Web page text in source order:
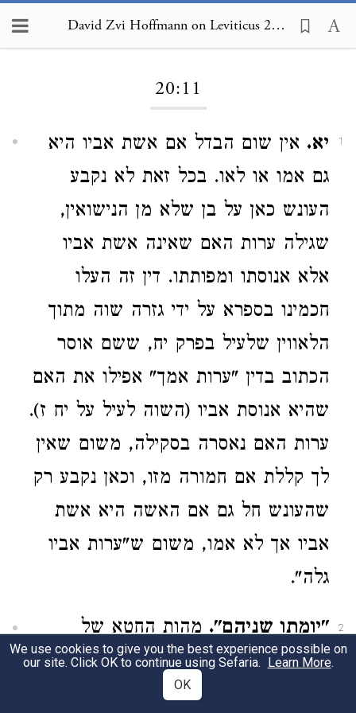
David Zvi Hoffmann on Leviticus 20:11
20:11
1 יא. אין שום הבדל אם אשת אביו היא
גם אמו או לאו. בכל זאת לא נקבע
העונש כאן על בן שלא מן הנישואין,
שגילה ערות האם שאינה אשת אביו
אלא אנוסתו ומפותתו. דין זה העלו
חכמינו בספרא על ידי גזרה שוה מתוך
הלאווין שלעיל בפרק יח, ששם אוסר
הכתוב בדין "ערות אמך" אפילו את האם
שהיא אנוסת אביו (השוה לעיל על יח ז).
ערות האם נאסרה בסקילה, משום שאין
לך קללת אם חמורה מזו, וכאן נקבע רק
שהעונש חל גם אם האשה היא אשת
אביו אך לא אמו, משום ש"ערות אביו
גלה".
2 "יומתו שניהם".מהות החטא של
האשה אינה מפורשת כאן. אולם במלים
"ערות אביו גלה" נכלל בוודאי גם עוון
We use cookies to give you the best experience possible on
our site. Click OK to continue using Sefaria. Learn More.
OK